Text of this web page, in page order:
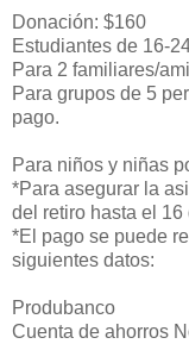
Donación: $160
Estudiantes de 16-
Para 2 familiares/
Para grupos de 5
pago.
Para niños y niñas
*Para asegurar la
del retiro hasta el 16
*El pago se puede
siguientes datos:
Produbanco
Cuenta de ahorros